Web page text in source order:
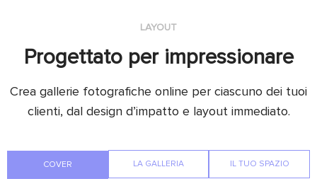
LAYOUT
Progettato per impressionare
Crea gallerie fotografiche online per ciascuno dei tuoi
clienti, dal design d’impatto e layout immediato.
COVER LA GALLERIA IL TUO SPAZIO